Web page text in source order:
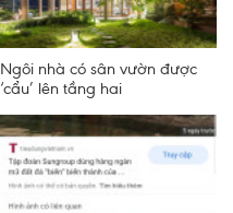
Ngôi nhà có sân vườn được
‘cẩu’ lên tầng hai